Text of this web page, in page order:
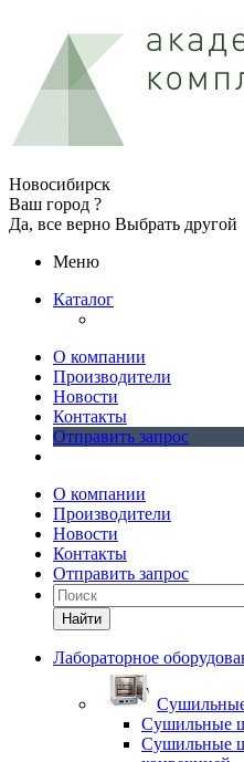
Новосибирск
Ваш город ?
Да, все верно Выбрать другой
Меню
Каталог
О компании
Производители
Новости
Контакты
Отправить запрос
О компании
Производители
Новости
Контакты
Отправить запрос
Найти
Лабораторное
Сушильные
Сушильные